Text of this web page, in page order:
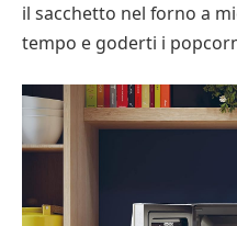
il sacchetto nel forno a
tempo e goderti i